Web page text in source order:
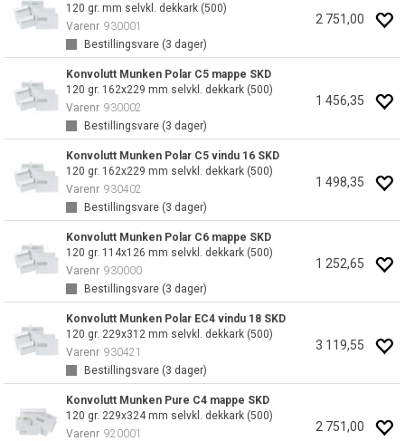
120 gr. mm selvkl. dekkark (500)
Varenr 930001
Bestillingsvare (3 dager)
2 751,00
Konvolutt Munken Polar C5 mappe SKD
120 gr. 162x229 mm selvkl. dekkark (500)
Varenr 930002
Bestillingsvare (3 dager)
1 456,35
Konvolutt Munken Polar C5 vindu 16 SKD
120 gr. 162x229 mm selvkl. dekkark (500)
Varenr 930402
Bestillingsvare (3 dager)
1 498,35
Konvolutt Munken Polar C6 mappe SKD
120 gr. 114x126 mm selvkl. dekkark (500)
Varenr 930000
Bestillingsvare (3 dager)
1 252,65
Konvolutt Munken Polar EC4 vindu 18 SKD
120 gr. 229x312 mm selvkl. dekkark (500)
Varenr 930421
Bestillingsvare (3 dager)
3 119,55
Konvolutt Munken Pure C4 mappe SKD
120 gr. 229x324 mm selvkl. dekkark (500)
Varenr 920001
2 751,00